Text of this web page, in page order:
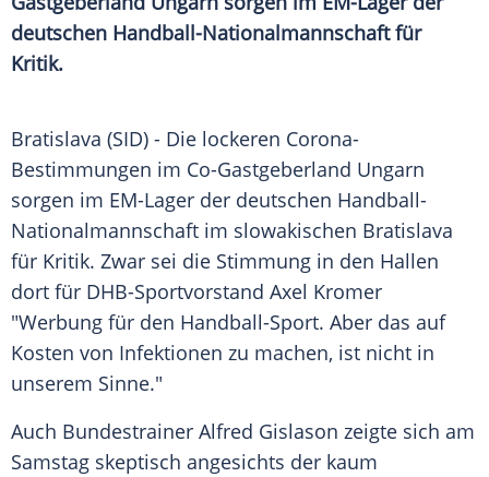
deutschen Handball-Nationalmannschaft für
Kritik.
Bratislava (SID) - Die lockeren Corona-
Bestimmungen im Co-Gastgeberland Ungarn
sorgen im EM-Lager der deutschen Handball-
Nationalmannschaft im slowakischen Bratislava
für Kritik. Zwar sei die Stimmung in den Hallen
dort für DHB-Sportvorstand Axel Kromer
"Werbung für den Handball-Sport. Aber das auf
Kosten von Infektionen zu machen, ist nicht in
unserem Sinne."
Auch Bundestrainer Alfred Gislason zeigte sich am
Samstag skeptisch angesichts der kaum